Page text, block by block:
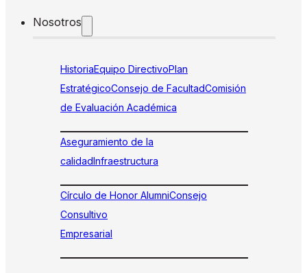
Nosotros
HistoriaEquipo DirectivoPlan
EstratégicoConsejo de FacultadComisión
de Evaluación Académica
Aseguramiento de la
calidadInfraestructura
Círculo de Honor AlumniConsejo
Consultivo
Empresarial